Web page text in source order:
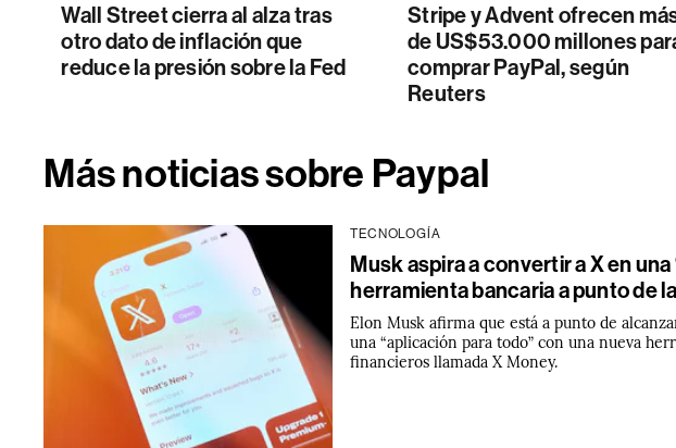
Wall Street cierra al alza tras
otro dato de inflación que
reduce la presión sobre la Fed
Stripe y Advent ofrecen
de US$53.000 millones
comprar PayPal, según
Reuters
Más noticias sobre Paypal
TECNOLOGÍA
Musk aspira a convertir a X en
herramienta bancaria a punto de
Elon Musk afirma que está a punto de
una “aplicación para todo” con una nueva
financieros llamada X Money.